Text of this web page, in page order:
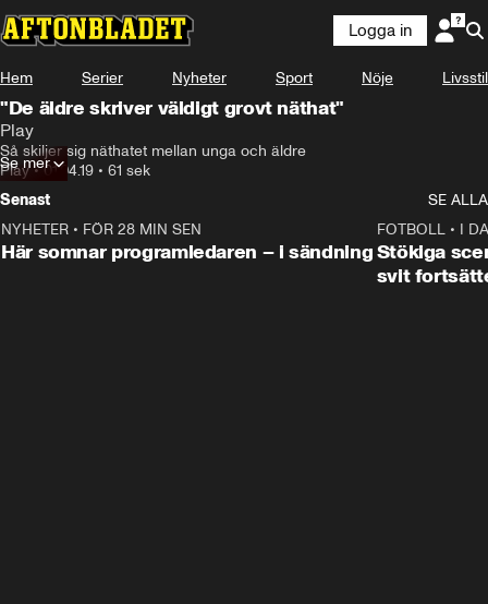
Logga in
Hem Serier Nyheter Sport Nöje Livsstil
"De äldre skriver väldigt grovt näthat"
Play
Så skiljer sig näthatet mellan unga och äldre
Play•01.04.19 • 61 sek
Se mer
Senast
SE ALLA
NYHETER • FÖR 28 MIN SEN
Här somnar programledaren – i sändning
FOTBOLL• I
Stökiga
svit